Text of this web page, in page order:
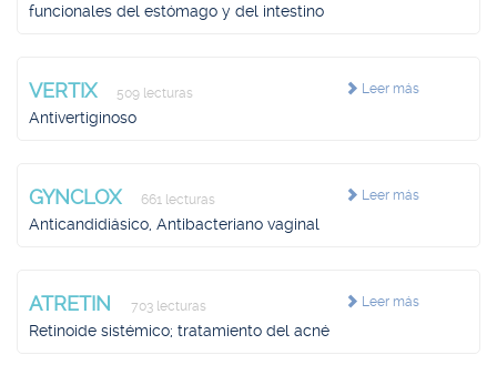
funcionales del estómago y del intestino
Leer más
VERTIX 509 lecturas
Antivertiginoso
Leer más
GYNCLOX 661 lecturas
Anticandidiásico, Antibacteriano vaginal
Leer más
ATRETIN 703 lecturas
Retinoide sistémico; tratamiento del acné